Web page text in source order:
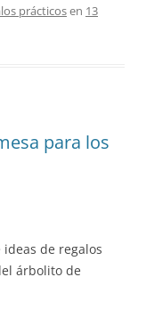
prácticosen 13
para los
de regalos
árbolito de